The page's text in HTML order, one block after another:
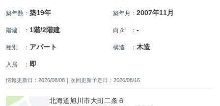
築年数 ： 築19年 築年月 ： 2007年11月
階建 ： 1階/2階建 向き ： -
種別 ： アパート 構造 ： 木造
入居 ： 即
情報更新日：2026/08/08｜次回更新予定日：2026/08/16
北海道旭川市大町二条６